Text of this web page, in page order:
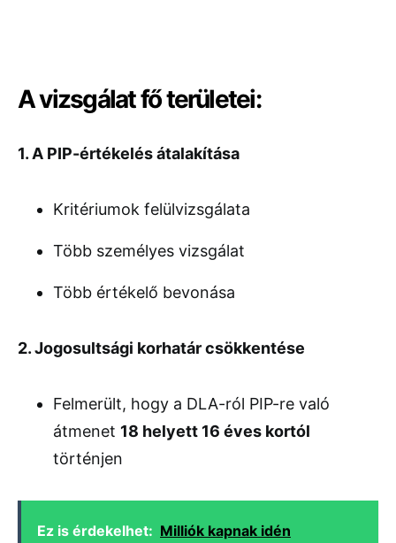
A vizsgálat fő területei:
1. A PIP-értékelés átalakítása
Kritériumok felülvizsgálata
Több személyes vizsgálat
Több értékelő bevonása
2. Jogosultsági korhatár csökkentése
Felmerült, hogy a DLA-ról PIP-re való
átmenet 18 helyett 16 éves kortól
történjen
Ez is érdekelhet: Milliók kapnak idén